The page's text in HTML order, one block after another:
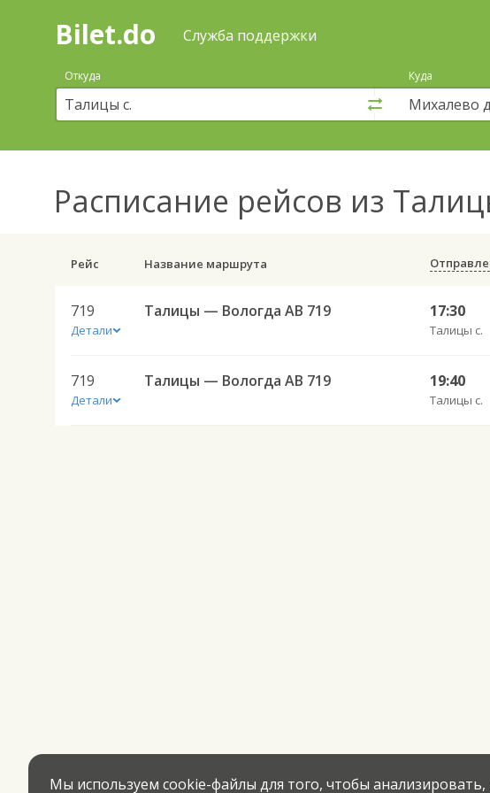
Поиск
покупка
билетов
автобус
онлайн
Bilet.do Служба поддержки
Откуда Куда
Расписание рейсов из
Рейс Название маршрута
719
Детали
Талицы — Вологда АВ 719 17:30
Талицы с.
719
Детали
Талицы — Вологда АВ 719 19:40
Талицы с.
Мы используем cookie-файлы для того, чтобы